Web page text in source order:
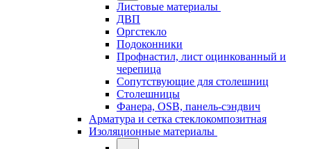
Листовые материалы
ДВП
Оргстекло
Подоконники
Профнастил, лист оцинкованный и
черепица
Сопутствующие для столешниц
Столешницы
Фанера, OSB, панель-сэндвич
Арматура и сетка стеклокомпозитная
Изоляционные материалы